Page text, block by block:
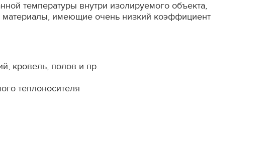
температуры внутри изолируемого объекта,
материалы, имеющие очень низкий коэффициент
кровель, полов и пр.
теплоносителя